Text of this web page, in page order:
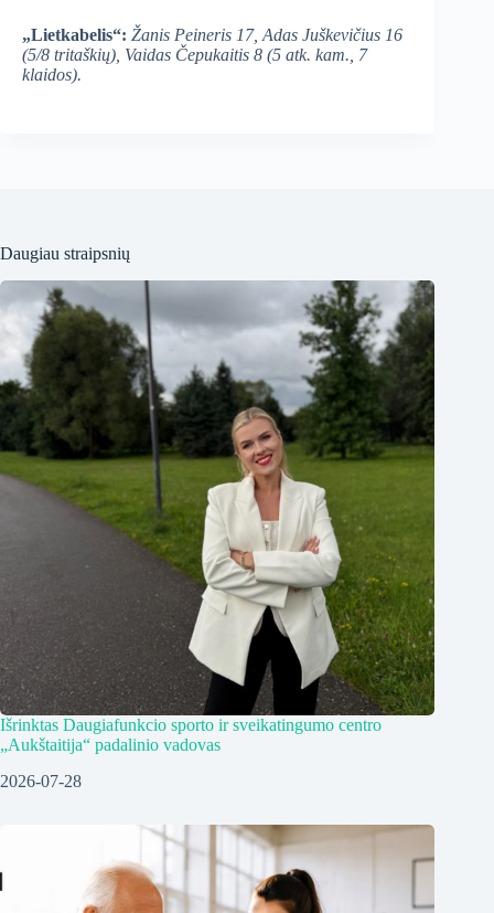
„Lietkabelis“: Žanis Peineris 17, Adas Juškevičius 16
(5/8 tritaškių), Vaidas Čepukaitis 8 (5 atk. kam., 7
klaidos).
Daugiau straipsnių
Išrinktas Daugiafunkcio sporto ir sveikatingumo centro
„Aukštaitija“ padalinio vadovas
2026-07-28